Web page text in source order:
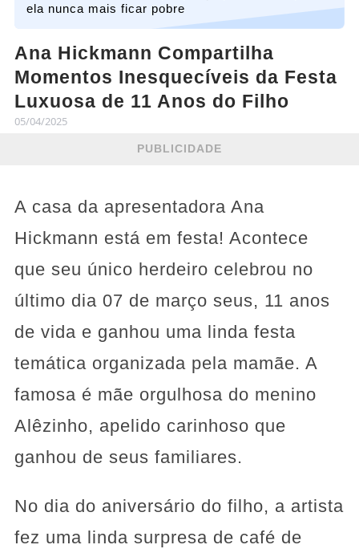
ela nunca mais ficar pobre
Ana Hickmann Compartilha
Momentos Inesquecíveis da Festa
Luxuosa de 11 Anos do Filho
05/04/2025
PUBLICIDADE
A casa da apresentadora Ana
Hickmann está em festa! Acontece
que seu único herdeiro celebrou no
último dia 07 de março seus, 11 anos
de vida e ganhou uma linda festa
temática organizada pela mamãe. A
famosa é mãe orgulhosa do menino
Alêzinho, apelido carinhoso que
ganhou de seus familiares.
No dia do aniversário do filho, a artista
fez uma linda surpresa de café de